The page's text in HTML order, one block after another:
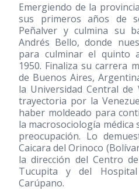
Emergiendo de la
sus primeros años de
Peñalver y culmina su
Andrés Bello, donde
para culminar el quinto
1950. Finaliza su carrera
de Buenos Aires,
la Universidad Central de
trayectoria por la
haber moldeado para
la macrosociología
preocupación. Lo
Caicara del Orinoco
la dirección del Centro
Tucupita y del
Carúpano.